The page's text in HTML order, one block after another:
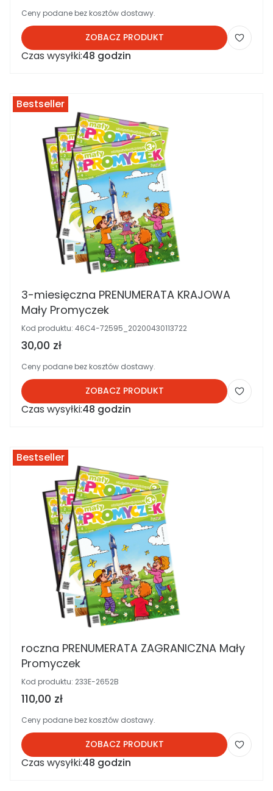
Ceny podane bez kosztów dostawy.
ZOBACZ PRODUKT
Czas wysyłki:48 godzin
Bestseller
3-miesięczna PRENUMERATA KRAJOWA
Mały Promyczek
Kod produktu: 46C4-72595_20200430113722
Cena brutto
30,00 zł
Ceny podane bez kosztów dostawy.
ZOBACZ PRODUKT
Czas wysyłki:48 godzin
Bestseller
roczna PRENUMERATA ZAGRANICZNA Mały
Promyczek
Kod produktu: 233E-2652B
Cena brutto
110,00 zł
Ceny podane bez kosztów dostawy.
ZOBACZ PRODUKT
Czas wysyłki:48 godzin